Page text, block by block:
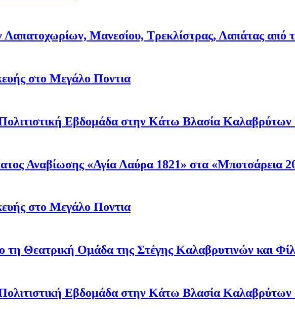
Μανεσίου, Τρεκλίστρας, Λαπάτας από
στο Μεγάλο Ποντια
Εβδομάδα στην Κάτω Βλασία Καλαβρύτων
Αναβίωσης «Αγία Λαύρα 1821» στα «Μποτσάρεια
στο Μεγάλο Ποντια
τη Θεατρική Ομάδα της Στέγης Καλαβρυτινών και
Εβδομάδα στην Κάτω Βλασία Καλαβρύτων